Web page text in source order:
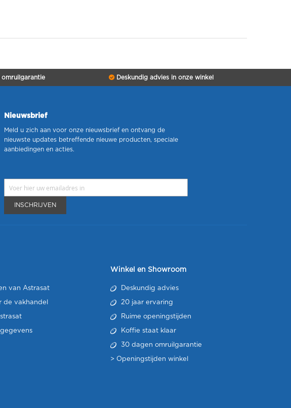
Deskundig advies in onze winkel
Nieuwsbrief
Meld u zich aan voor onze nieuwsbrief en ontvang de
nieuwste updates betreffende nieuwe producten, speciale
aanbiedingen en acties.
INSCHRIJVEN
van Astrasat
de vakhandel
Winkel en Showroom
Deskundig advies
20 jaar ervaring
Ruime openingstijden
Koffie staat klaar
30 dagen omruilgarantie
> Openingstijden winkel